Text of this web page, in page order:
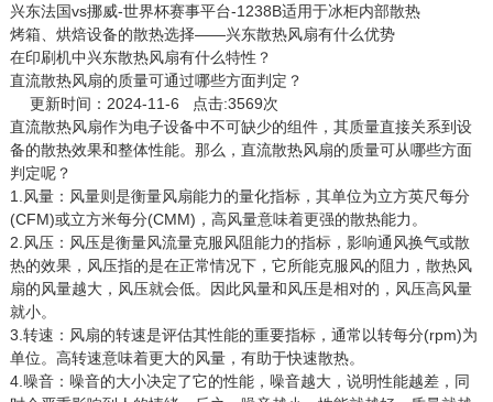
兴东法国vs挪威-世界杯赛事平台-1238B适用于冰柜内部散热
烤箱、烘焙设备的散热选择——兴东散热风扇有什么优势
在印刷机中兴东散热风扇有什么特性？
直流散热风扇的质量可通过哪些方面判定？
更新时间：2024-11-6 点击:3569次
直流散热风扇作为电子设备中不可缺少的组件，其质量直接关系到设
备的散热效果和整体性能。那么，直流散热风扇的质量可从哪些方面
判定呢？
1.风量：风量则是衡量风扇能力的量化指标，其单位为立方英尺每分
(CFM)或立方米每分(CMM)，高风量意味着更强的散热能力。
2.风压：风压是衡量风流量克服风阻能力的指标，影响通风换气或散
热的效果，风压指的是在正常情况下，它所能克服风的阻力，散热风
扇的风量越大，风压就会低。因此风量和风压是相对的，风压高风量
就小。
3.转速：风扇的转速是评估其性能的重要指标，通常以转每分(rpm)为
单位。高转速意味着更大的风量，有助于快速散热。
4.噪音：噪音的大小决定了它的性能，噪音越大，说明性能越差，同